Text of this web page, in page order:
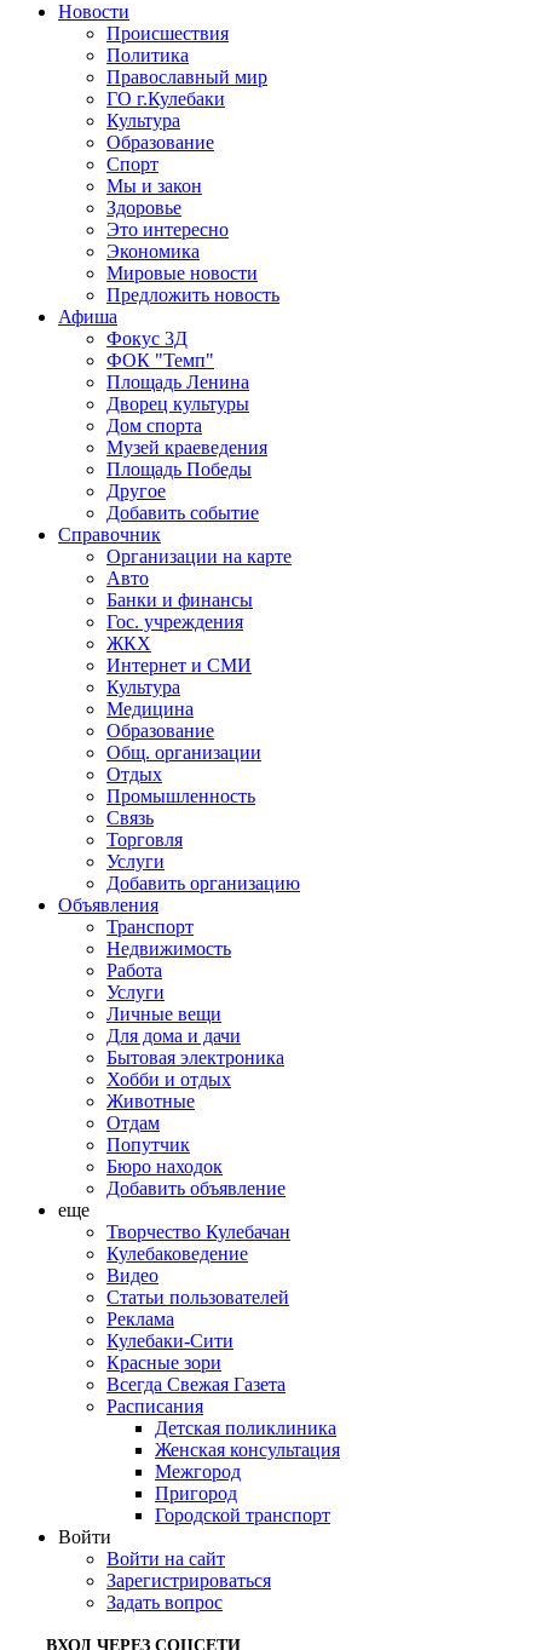
Новости
Происшествия
Политика
Православный мир
ГО г.Кулебаки
Культура
Образование
Спорт
Мы и закон
Здоровье
Это интересно
Экономика
Мировые новости
Предложить новость
Афиша
Фокус 3Д
ФОК "Темп"
Площадь Ленина
Дворец культуры
Дом спорта
Музей краеведения
Площадь Победы
Другое
Добавить событие
Справочник
Организации на карте
Авто
Банки и финансы
Гос. учреждения
ЖКХ
Интернет и СМИ
Культура
Медицина
Образование
Общ. организации
Отдых
Промышленность
Связь
Торговля
Услуги
Добавить организацию
Объявления
Транспорт
Недвижимость
Работа
Услуги
Личные вещи
Для дома и дачи
Бытовая электроника
Хобби и отдых
Животные
Отдам
Попутчик
Бюро находок
Добавить объявление
еще
Творчество Кулебачан
Кулебаковедение
Видео
Статьи пользователей
Реклама
Кулебаки-Сити
Красные зори
Всегда Свежая Газета
Расписания
Детская поликлиника
Женская консультация
Межгород
Пригород
Городской транспорт
Войти
Войти на сайт
Зарегистрироваться
Задать вопрос
ВХОД ЧЕРЕЗ СОЦСЕТИ